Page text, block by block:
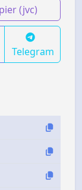
(jvc)
Telegram